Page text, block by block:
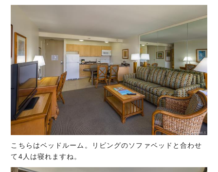
こちらはベッドルーム。リビングのソファベッドと合わせ
て4人は寝れますね。